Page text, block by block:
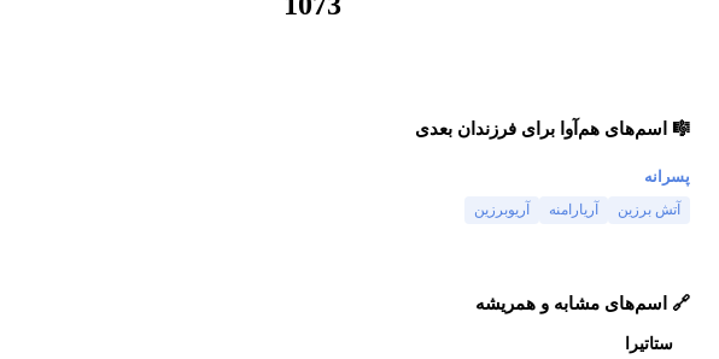
🎼 اسم‌های هم‌آوا برای فرزندان بعدی
پسرانه
آتش برزین آریارامنه آریوبرزین
🔗 اسم‌های مشابه و همریشه
ستاتیرا